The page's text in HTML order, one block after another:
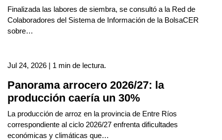
Finalizada las labores de siembra, se consultó a la Red de
Colaboradores del Sistema de Información de la BolsaCER
sobre…
Jul 24, 2026 | 1 min de lectura.
Panorama arrocero 2026/27: la
producción caería un 30%
La producción de arroz en la provincia de Entre Ríos
correspondiente al ciclo 2026/27 enfrenta dificultades
económicas y climáticas que…